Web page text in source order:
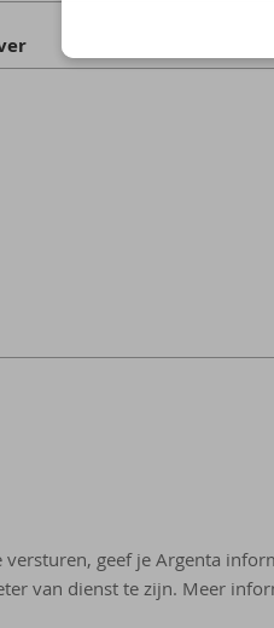
geef je Argenta
van dienst te zijn. Meer